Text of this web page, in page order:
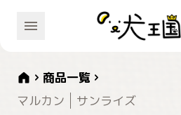
商品一覧
マルカン
サンライズ